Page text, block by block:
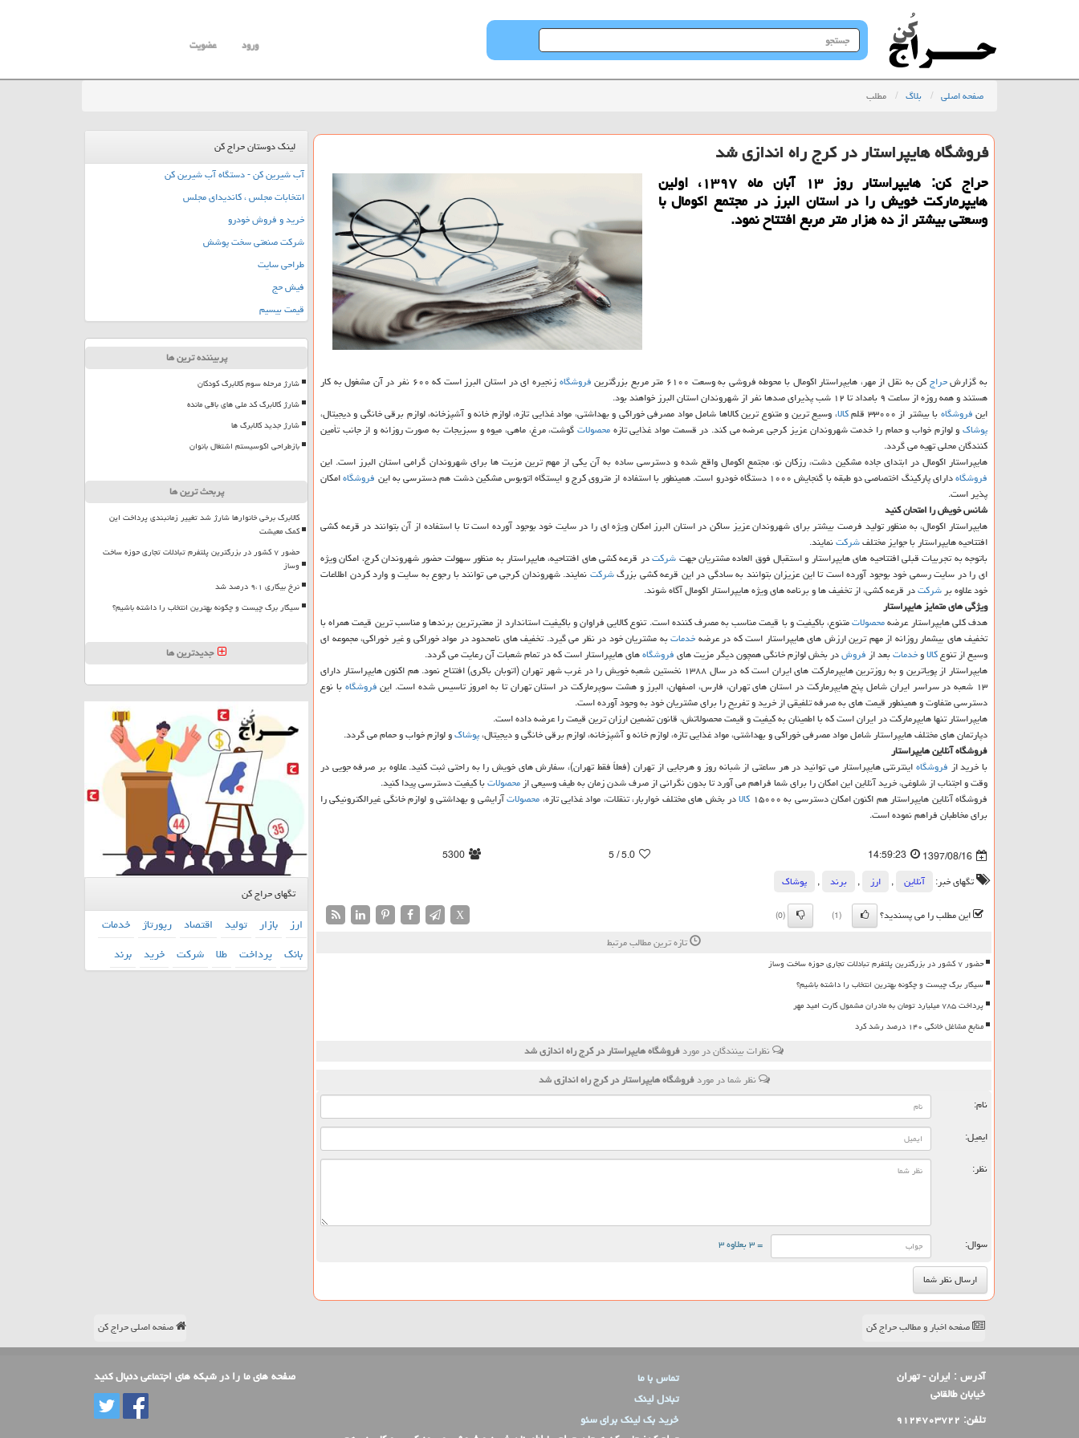
جستجو
در
ورود عضویت
صفحه اصلی بلاگ مطلب
فروشگاه هایپراستار در كرج راه اندازی شد
حراج كن: هایپراستار روز ۱۳ آبان ماه ۱۳۹۷، اولین
هایپرماركت خویش را در استان البرز در مجتمع اكومال با
وسعتی بیشتر از ده هزار متر مربع افتتاح نمود.
به گزارشحراجكن به نقل از مهر، هایپراستار اكومال با محوطه فروشی به وسعت ۶۱۰۰ متر مربع بزرگترین فروشگاه
زنجیره ای در استان البرز است كه ۶۰۰ نفر در آن مشغول به كار
هستند و همه روزه از ساعت ۹ بامداد تا ۱۲ شب پذیرای صدها نفر از شهروندان استان البرز خواهند بود.
اینفروشگاهبا بیشتر از ۳۳۰۰۰ قلم كالا، وسیع ترین و متنوع ترین كالاها شامل مواد مصرفی خوراكی و بهداشتی، مواد غذایی تازه، لوازم خانه و آشپزخانه، لوازم برقی خانگی و دیجیتال،
پوشاكو لوازم خواب و حمام را خدمت شهروندان عزیز كرجی عرضه می كند. در قسمت مواد غذایی تازهمحصولاتگوشت، مرغ، ماهی، میوه و سبزیجات به صورت روزانه و از جانب تأمین
كنندگان محلی تهیه می گردد.
هایپراستار اكومال در ابتدای جاده مشكین دشت، رزكان نو، مجتمع اكومال واقع شده و دسترسی ساده به آن یكی از مهم ترین مزیت ها برای شهروندان گرامی استان البرز است. این
فروشگاهدارای پاركینگ اختصاصی دو طبقه با گنجایش ۱۰۰۰ دستگاه خودرو است. همینطور با استفاده از متروی كرج و ایستگاه اتوبوس مشكین دشت هم دسترسی به این فروشگاهامكان
پذیر است.
شانس خویش را امتحان كنید
هایپراستار اكومال، به منظور تولید فرصت بیشتر برای شهروندان عزیز ساكن در استان البرز امكان ویژه ای را در سایت خود بوجود آورده است تا با استفاده از آن بتوانند در قرعه كشی
افتتاحیه هایپراستار با جوایز مختلفشركتنمایند.
باتوجه به تجربیات قبلی افتتاحیه های هایپراستار و استقبال فوق العاده مشتریان جهتشركتدر قرعه كشی های افتتاحیه، هایپراستار به منظور سهولت حضور شهروندان كرج، امكان ویژه
ای را در سایت رسمی خود بوجود آورده است تا این عزیزان بتوانند به سادگی در این قرعه كشی بزرگشركتنمایند. شهروندان كرجی می توانند با رجوع به سایت و وارد كردن اطلاعات
خود علاوه برشركتدر قرعه كشی، از تخفیف ها و برنامه های ویژه هایپراستار اكومال آگاه شوند.
ویژگی های متمایز هایپراستار
هدف كلی هایپراستار عرضهمحصولاتمتنوع، باكیفیت و با قیمت مناسب به مصرف كننده است. تنوع كالایی فراوان و باكیفیت استاندارد از معتبرترین برندها و مناسب ترین قیمت همراه با
تخفیف های بیشمار روزانه از مهم ترین ارزش های هایپراستار است كه در عرضهخدماتبه مشتریان خود در نظر می گیرد. تخفیف های نامحدود در مواد خوراكی و غیر خوراكی، مجموعه ای
وسیع از تنوعكالاوخدماتبعد ازفروشدر بخش لوازم خانگی همچون دیگر مزیت هایفروشگاههای هایپراستار است كه در تمام شعبات آن رعایت می گردد.
هایپراستار از پویاترین و به روزترین هایپرماركت های ایران است كه در سال ۱۳۸۸ نخستین شعبه خویش را در غرب شهر تهران (اتوبان باكری) افتتاح نمود. هم اكنون هایپراستار دارای
۱۳ شعبه در سراسر ایران شامل پنج هایپرماركت در استان های تهران، فارس، اصفهان، البرز و هشت سوپرماركت در استان تهران تا به امروز تاسیس شده است. این
فروشگاهبا نوع
دسترسی متفاوت و همینطور قیمت های به صرفه تلفیقی از خرید و تفریح را برای مشتریان خود به وجود آورده است.
هایپراستار تنها هایپرماركت در ایران است كه با اطمینان به كیفیت و قیمت محصولاتش، قانون تضمین ارزان ترین قیمت را عرضه داده است.
دپارتمان های مختلف هایپراستار شامل مواد مصرفی خوراكی و بهداشتی، مواد غذایی تازه، لوازم خانه و آشپزخانه، لوازم برقی خانگی و دیجیتال،پوشاكو لوازم خواب و حمام می گردد.
فروشگاه آنلاین هایپراستار
با خرید از فروشگاهاینترنتی هایپراستار می توانید در هر ساعتی از شبانه روز و هرجایی از تهران (فعلاً فقط تهران)، سفارش های خویش را به راحتی ثبت كنید. علاوه بر صرفه جویی در
وقت و اجتناب از شلوغی، خرید آنلاین این امكان را برای شما فراهم می آورد تا بدون نگرانی از صرف شدن زمان به طیف وسیعی ازمحصولاتبا كیفیت دسترسی پیدا كنید.
فروشگاه آنلاین هایپراستار هم اكنون امكان دسترسی به ۱۵۰۰۰
كالادر بخش های مختلف خواربار، تنقلات، مواد غذایی تازه،محصولاتآرایشی و بهداشتی و لوازم خانگی غیرالكترونیكی را
برای مخاطبان فراهم نموده است.
1397/08/16
14:59:23
5.0
/ 5
5300
تگهای خبر:
آنلاین , ارز , برند ,
پوشاك
این مطلب را می پسندید؟
(1)
(0)
X
تازه ترین مطالب مرتبط
حضور ۷ کشور در بزرگترین پلتفرم تبادلات تجاری حوزه ساخت وساز
سیگار برگ چیست و چگونه بهترین انتخاب را داشته باشیم؟
پرداخت ۷۸۵ میلیارد تومان به مادران مشمول کارت امید مهر
منابع مشاغل خانگی ۱۴۰ درصد رشد کرد
نظرات بینندگان در موردفروشگاه هایپراستار در كرج راه اندازی شد
نظر شما در موردفروشگاه هایپراستار در كرج راه اندازی شد
نام:
ایمیل:
نظر:
سوال: = ۳ بعلاوه ۳
لینک دوستان حراج کن
آب شیرین کن - دستگاه آب شیرین کن
انتخابات مجلس ، کاندیدای مجلس
خرید و فروش خودرو
شرکت صنعتی سخت پوشش
طراحی سایت
فیش حج
قیمت بیسیم
پربیننده ترین ها
شارژ مرحله سوم کالابرگ کودکان
شارژ کالابرگ کد ملی های باقی مانده
شارژ جدید کالابرگ ها
بازطراحی اکوسیستم اشتغال بانوان
پربحث ترین ها
کالابرگ برخی خانوارها شارژ شد تغییر زمانبندی پرداخت این
کمک معیشت
حضور ۷ کشور در بزرگترین پلتفرم تبادلات تجاری حوزه ساخت
وساز
نرخ بیکاری ۹،۱ درصد شد
سیگار برگ چیست و چگونه بهترین انتخاب را داشته باشیم؟
جدیدترین ها
تگهای حراج کن
ارز بازار تولید اقتصاد رپورتاژ خدمات
بانك پرداخت طلا شركت خرید برند
صفحه اخبار و مطالب حراج کن صفحه اصلی حراج کن
آدرس : ایران - تهران
خیابان طالقانی
تلفن: ۹۱۲۴۷۰۳۷۲۲
تماس با ما
تبادل لینک
خرید بک لینک برای سئو
صفحه های ما را در شبکه های اجتماعی دنبال کنید